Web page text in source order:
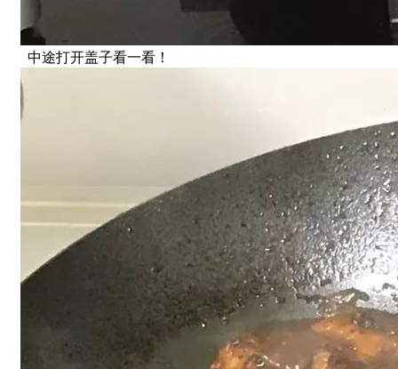
中途打开盖子看一看！